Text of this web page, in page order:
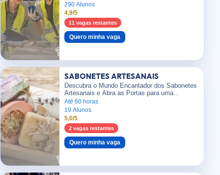
290 Alunos
4,9/5
11 vagas restantes
Quero minha vaga
SABONETES ARTESANAIS
Descubra o Mundo Encantador dos Sabonetes
Artesanais e Abra as Portas para uma...
Até 60 horas
19 Alunos
5,0/5
2 vagas restantes
Quero minha vaga